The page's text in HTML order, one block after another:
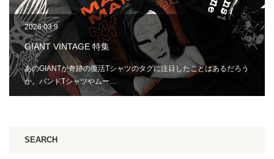
2026.03.9
GIANT VINTAGE 特集
あのGIANTが奇跡の復活Tシャツのタグに注目したことはあるだろう
か。バンドTシャツやムー…
SEARCH